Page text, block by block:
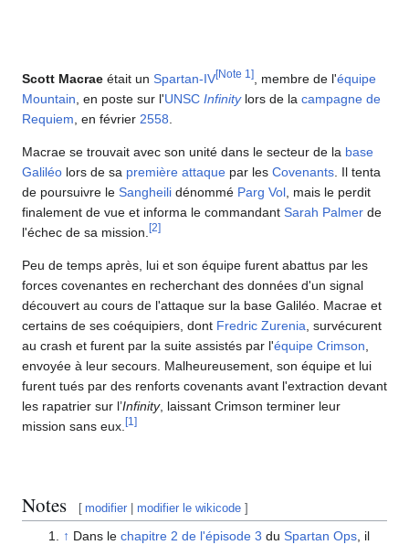
Scott Macrae était un Spartan-IV[Note 1 ] , membre de l'équipe
Mountain , en poste sur l'UNSC Infinitylors de la campagne de
Requiem , en février 2558
Macrae se trouvait avec son unité dans le secteur de la base
Galiléo lors de sa première attaque par les Covenants . Il tenta
de poursuivre le Sangheili dénommé Parg Vol , mais le perdit
finalement de vue et informa le commandant Sarah Palmer de
l'échec de sa mission. [2]
Peu de temps après, lui et son équipe furent abattus par les
forces covenantes en recherchant des données d'un signal
découvert au cours de l'attaque sur la base Galiléo. Macrae et
certains de ses coéquipiers, dont Fredric Zurenia , survécurent
au crash et furent par la suite assistés par l'équipe Crimson
envoyée à leur secours. Malheureusement, son équipe et lui
furent tués par des renforts covenants avant l'extraction devant
les rapatrier sur l’Infinity, laissant Crimson terminer leur
mission sans eux. [1 ]
Notes [ modifier |modifier le wikicode ]
↑ Dans le chapitre 2 de l'épisode 3 du Spartan Ops, il